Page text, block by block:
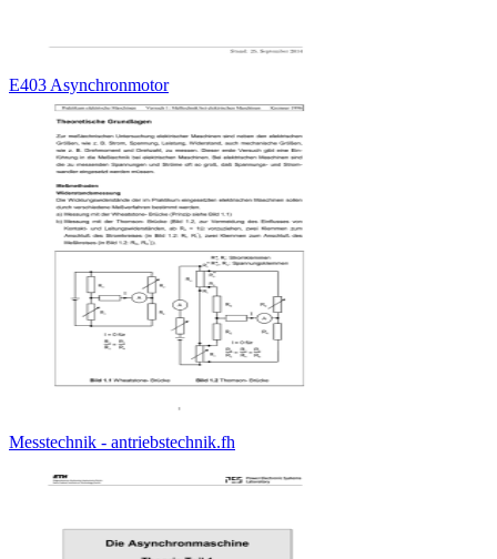
E403 Asynchronmotor
Messtechnik - antriebstechnik.fh